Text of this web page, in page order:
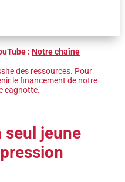
: Notre chaîne
des ressources. Pour
le financement de notre
cagnotte.
seul jeune